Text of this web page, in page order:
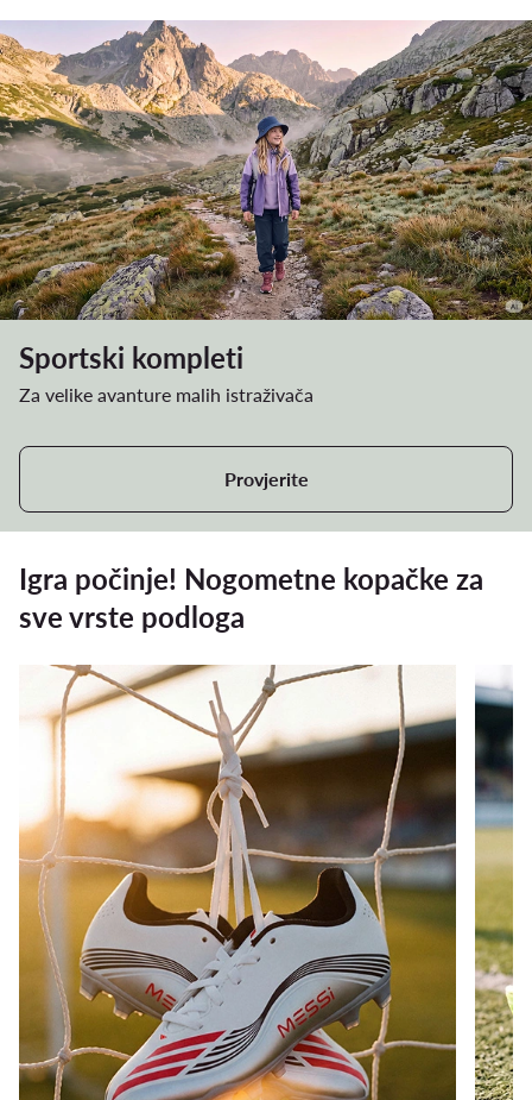
Sportski kompleti
Za velike avanture malih istraživača
Provjerite
Igra počinje! Nogometne kopačke za
sve vrste podloga